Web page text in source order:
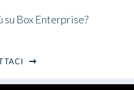
su Box Enterprise?